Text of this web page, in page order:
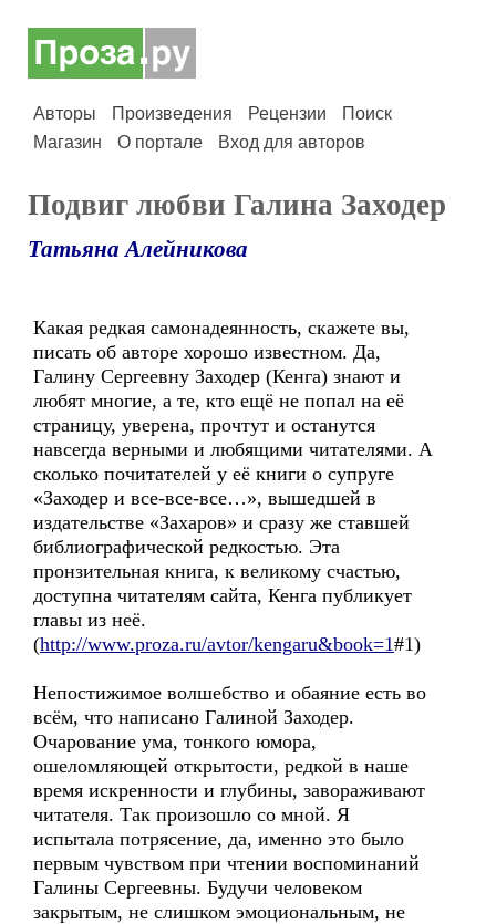
Авторы Произведения Рецензии
Поиск
Магазин
О портале Вход для авторов
Подвиг любви Галина Заходер
Татьяна Алейникова
Какая редкая самонадеянность, скажете вы,
писать об авторе хорошо известном. Да,
Галину Сергеевну Заходер (Кенга) знают и
любят многие, а те, кто ещё не попал на её
страницу, уверена, прочтут и останутся
навсегда верными и любящими читателями. А
сколько почитателей у её книги о супруге
«Заходер и все-все-все…», вышедшей в
издательстве «Захаров» и сразу же ставшей
библиографической редкостью. Эта
пронзительная книга, к великому счастью,
доступна читателям сайта, Кенга публикует
главы из неё.
(http://www.proza.ru/avtor/kengaru&book=1#1)
Непостижимое волшебство и обаяние есть во
всём, что написано Галиной Заходер.
Очарование ума, тонкого юмора,
ошеломляющей открытости, редкой в наше
время искренности и глубины, завораживают
читателя. Так произошло со мной. Я
испытала потрясение, да, именно это было
первым чувством при чтении воспоминаний
Галины Сергеевны. Будучи человеком
закрытым, не слишком эмоциональным, не